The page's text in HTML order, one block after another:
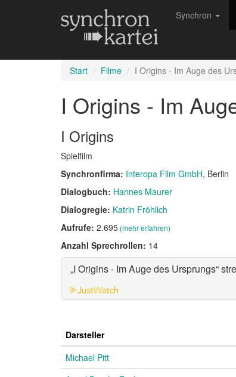
Synchron
Start Filme I Origins - Im Auge des
I Origins - Im
I Origins
Spielfilm
Synchronfirma: Interopa Film GmbH, Berlin
Dialogbuch: Hannes Maurer
Dialogregie: Katrin Fröhlich
Aufrufe: 2.695(mehr erfahren)
Anzahl Sprechrollen: 14
„I Origins - Im Auge des Ursprungs“
Darsteller
Michael Pitt